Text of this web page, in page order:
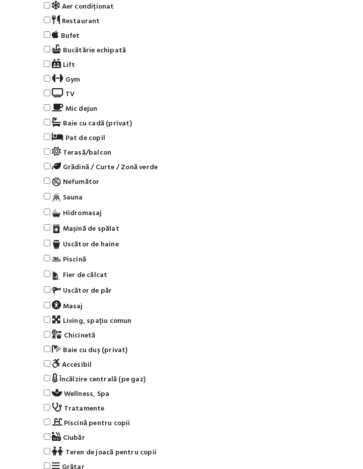
Aer condiționat
Restaurant
Bufet
Bucătărie echipată
Lift
Gym
TV
Mic dejun
Baie cu cadă (privat)
Pat de copil
Terasă/balcon
Grădină / Curte / Zonă verde
Nefumător
Sauna
Hidromasaj
Mașină de spălat
Uscător de haine
Piscină
Fier de călcat
Uscător de păr
Masaj
Living, spațiu comun
Chicinetă
Baie cu duș (privat)
Accesibil
Încălzire centrală (pe gaz)
Wellness, Spa
Tratamente
Piscină pentru copii
Ciubăr
Teren de joacă pentru copii